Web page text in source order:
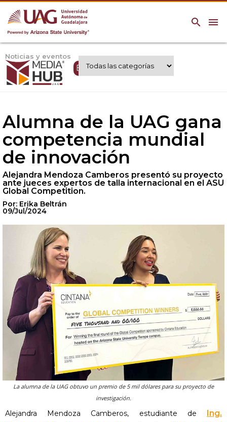
menu
search
Noticias y eventos
Expertos UAG
Alumna de la UAG gana
competencia mundial
de innovación
Alejandra Mendoza Camberos presentó su proyecto
ante jueces expertos de talla internacional en el ASU
Global Competition.
Por: Erika Beltrán
09/Jul/2024
La alumna de la UAG obtuvo un premio de 5 mil dólares para su proyecto de
investigación.
Alejandra Mendoza Camberos, estudiante de Ing.